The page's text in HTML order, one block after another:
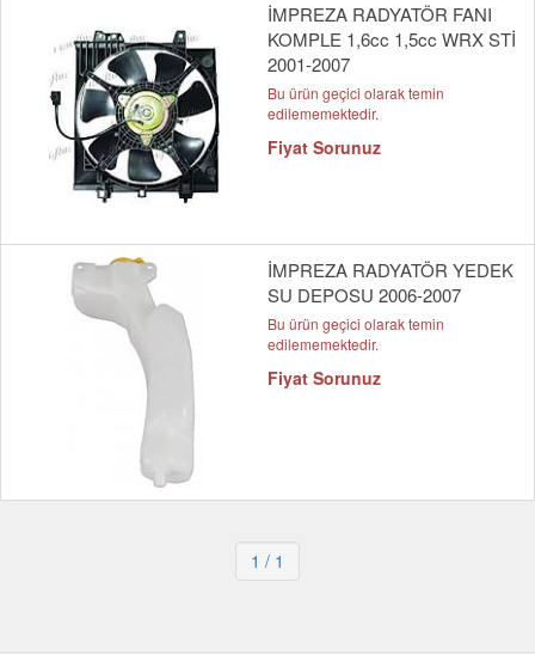
İMPREZA RADYATÖR FANI
KOMPLE 1,6cc 1,5cc WRX STİ
2001-2007
Bu ürün geçici olarak temin
edilememektedir.
Fiyat Sorunuz
İMPREZA RADYATÖR YEDEK
SU DEPOSU 2006-2007
Bu ürün geçici olarak temin
edilememektedir.
Fiyat Sorunuz
1 / 1